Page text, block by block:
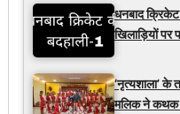
धनबाद क्रिकेट
खिलाड़ियों पर
‘नृत्यशाला’ के
मलिक ने कथक